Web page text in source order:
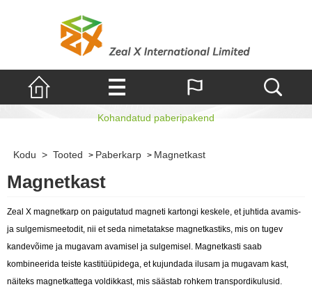
Magnetkast
Kohandatud paberipakend
Kodu > Tooted > Paberkarp > Magnetkast
Magnetkast
Zeal X magnetkarp on paigutatud magneti kartongi keskele, et juhtida avamis-
ja sulgemismeetodit, nii et seda nimetatakse magnetkastiks, mis on tugev
kandevõime ja mugavam avamisel ja sulgemisel. Magnetkasti saab
kombineerida teiste kastitüüpidega, et kujundada ilusam ja mugavam kast,
näiteks magnetkattega voldikkast, mis säästab rohkem transpordikulusid.